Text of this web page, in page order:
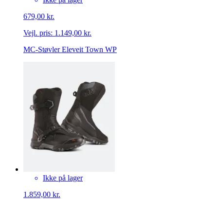
679,00 kr.
Vejl. pris: 1.149,00 kr.
MC-Støvler Eleveit Town WP
Ikke på lager
1.859,00 kr.